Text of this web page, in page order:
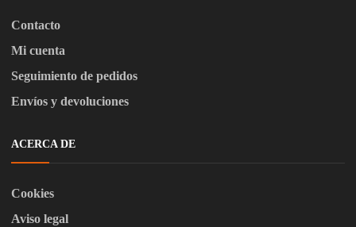
Contacto
Mi cuenta
Seguimiento de pedidos
Envíos y devoluciones
ACERCA DE
Cookies
Aviso legal